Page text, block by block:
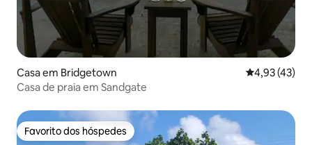
Casa em Bridgetown Classificação
4,93 (43)
Casa de praia em Sandgate
Favorito dos hóspedes
Favorito dos hóspedes